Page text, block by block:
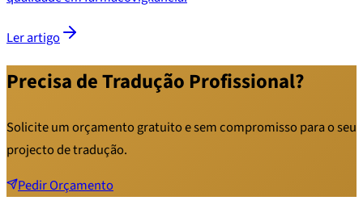
Ler artigo
Precisa de Tradução Profissional?
Solicite um orçamento gratuito e sem compromisso para o seu
projecto de tradução.
Pedir Orçamento